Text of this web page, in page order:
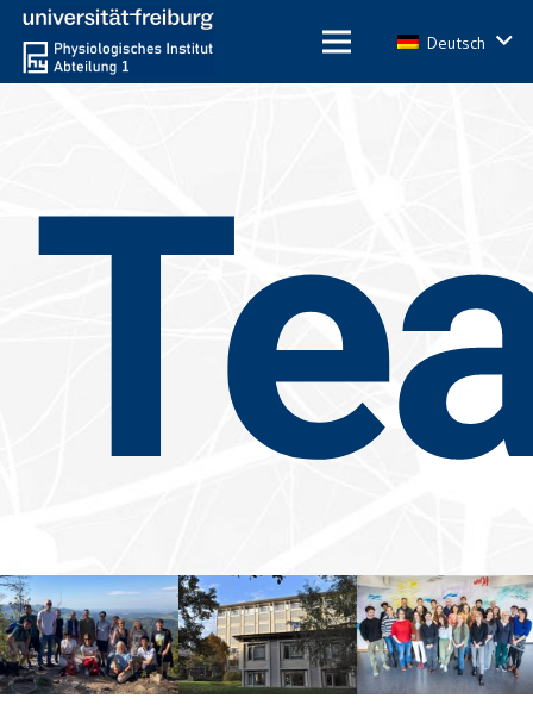
Deutsch